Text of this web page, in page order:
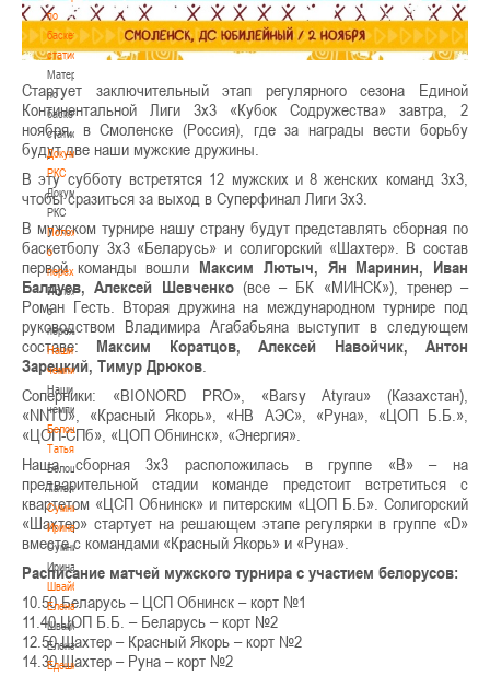
по
баскетбольной
статистике
Материалы
по
баскетбольной
статистике
Документы
РКС
Документы
РКС
Положение
о
переходах
Положение
о
переходах
Наши
чемпионы
Наши
чемпионы
Белошапко
Татьяна
Белошапко
Татьяна
Сумникова
Ирина
Сумникова
Ирина
Швайбович
Елена
Швайбович
Елена
Едешко
Стартует заключительный этап регулярного сезона Единой
Континентальной Лиги 3х3 «Кубок Содружества» завтра, 2
ноября, в Смоленске (Россия), где за награды вести борьбу
будут две наши мужские дружины.
В эту субботу встретятся 12 мужских и 8 женских команд 3х3,
чтобы сразиться за выход в Суперфинал Лиги 3х3.
В мужском турнире нашу страну будут представлять сборная по
баскетболу 3х3 «Беларусь» и солигорский «Шахтер». В состав
первой команды вошли Максим Лютыч, Ян Маринин, Иван
Балдуев, Алексей Шевченко(все – БК «МИНСК»), тренер –
Роман Гесть. Вторая дружина на международном турнире под
руководством Владимира Агабабьяна выступит в следующем
составе: Максим Коратцов, Алексей Навойчик, Антон
Зарецкий, Тимур Дрюков
Соперники: «BIONORD PRO», «Barsy Atyrau» (Казахстан),
«NNTU», «Красный Якорь», «НВ АЭС», «Руна», «ЦОП Б.Б.»,
«ЦОП-СПб», «ЦОП Обнинск», «Энергия».
Наша сборная 3х3 расположилась в группе «B» – на
предварительной стадии команде предстоит встретиться с
квартетом «ЦСП Обнинск» и питерским «ЦОП Б.Б». Солигорский
«Шахтер» стартует на решающем этапе регулярки в группе «D»
вместе с командами «Красный Якорь» и «Руна».
Расписание матчей мужского турнира с участием белорусов:
10.50 Беларусь – ЦСП Обнинск – корт №1
11.40 ЦОП Б.Б. – Беларусь – корт №2
12.50 Шахтер – Красный Якорь – корт №2
14.30 Шахтер – Руна – корт №2